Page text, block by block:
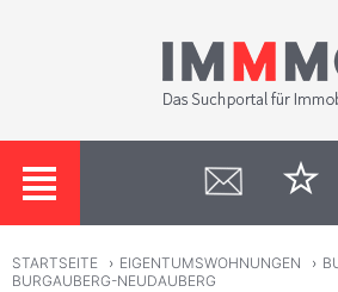
STARTSEITE › EIGENTUMSWOHNUNGEN ›
BURGAUBERG-NEUDAUBERG